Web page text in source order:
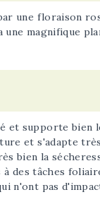
une floraison
une magnifique
et supporte bien
et s'adapte
bien la
des tâches
n'ont pas